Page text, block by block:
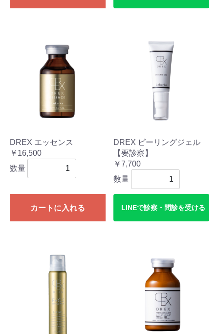
DREX エッセンス
￥16,500
数量
カートに入れる
DREX ピーリングジェル
【要診察】
￥7,700
数量
LINEで診察・問診を受ける